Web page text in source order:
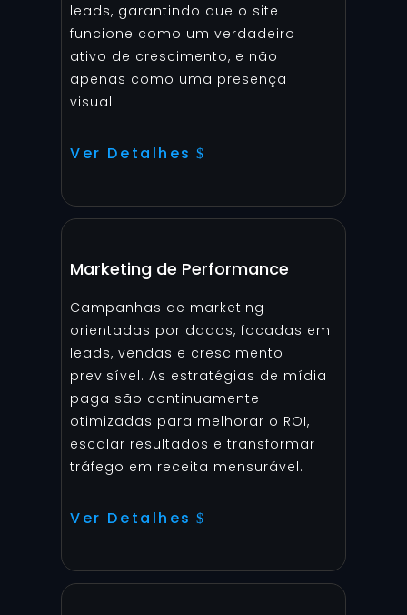
leads, garantindo que o site
funcione como um verdadeiro
ativo de crescimento, e não
apenas como uma presença
visual.
Ver Detalhes
Marketing de Performance
Campanhas de marketing
orientadas por dados, focadas em
leads, vendas e crescimento
previsível. As estratégias de mídia
paga são continuamente
otimizadas para melhorar o ROI,
escalar resultados e transformar
tráfego em receita mensurável.
Ver Detalhes